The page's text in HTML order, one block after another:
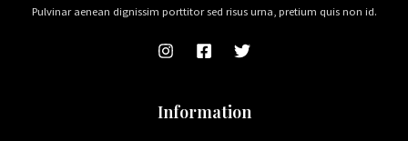
Pulvinar aenean dignissim porttitor sed risus urna, pretium quis non id.
Information